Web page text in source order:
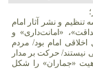
و نشر آثار امام
«امانت‌داری» و
امام بود/ مردم
نیستند/ حرکت بر مدار
«جماران» را شکل